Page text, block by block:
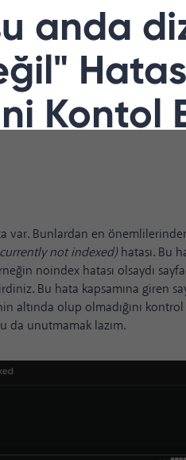
anda
Kontol
var. Bunlardan en
not indexed) hatası. Bu
noindex hatası olsaydı
Bu hata kapsamına giren
altında olup olmadığını
da unutmamak lazım.